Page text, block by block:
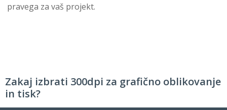
pravega za vaš projekt.
Zakaj izbrati 300dpi za grafično oblikovanje
in tisk?